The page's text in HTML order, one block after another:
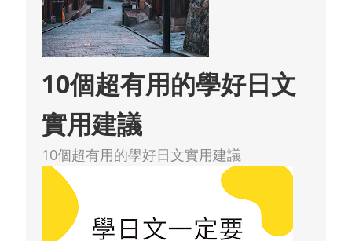
10個超有用的學好日文
實用建議
10個超有用的學好日文實用建議